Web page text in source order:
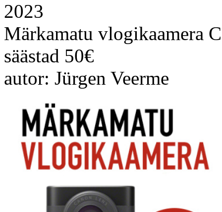
2023
Märkamatu vlogikaamera
säästad 50€
autor: Jürgen Veerme